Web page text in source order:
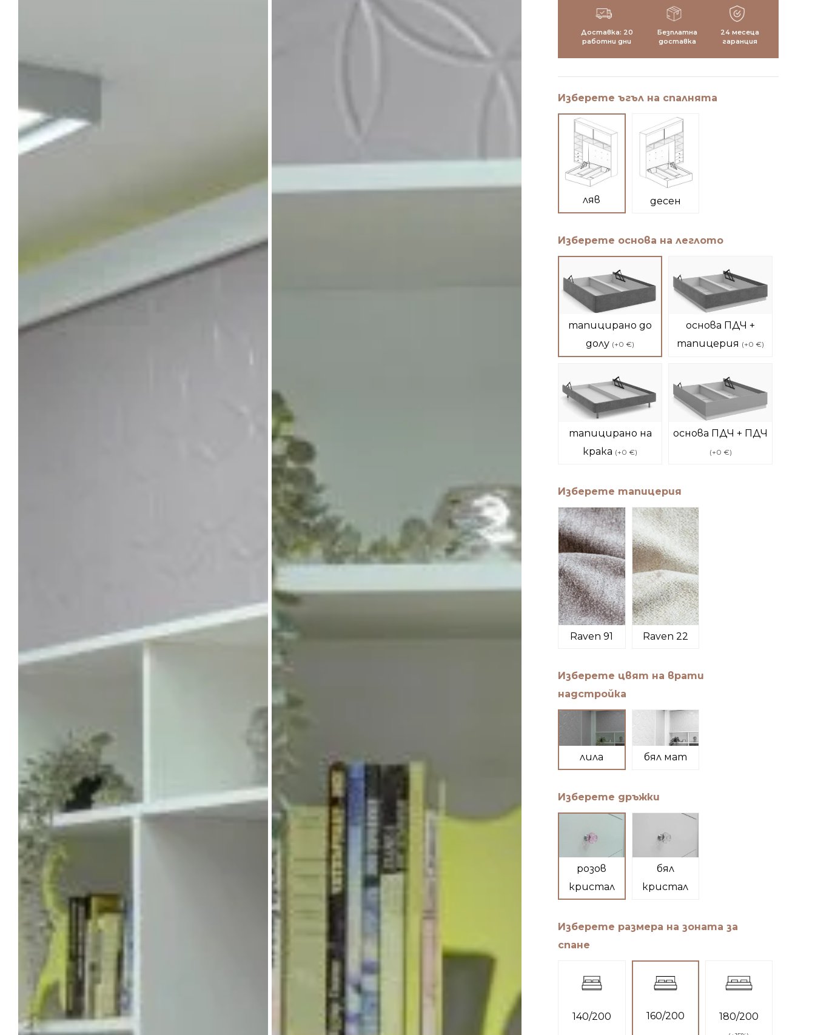
Доставка: 20
работни дни
Безплатна
доставка
24 месеца
гаранция
Изберете ъгъл на спалнята
ляв десен
Изберете основа на леглото
тапицирано до
долу (+0 €)
основа ПДЧ +
тапицерия (+0 €)
тапицирано на
крака (+0 €)
основа ПДЧ + ПДЧ
(+0 €)
Изберете тапицерия
Raven 91 Raven 22
Изберете цвят на врати
надстройка
лила бял мат
Изберете дръжки
розов
кристал
бял
кристал
Изберете размера на зоната за
спане
140/200 160/200 180/200